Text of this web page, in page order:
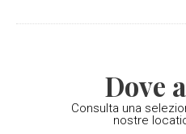
Dove
Consulta una
nostre